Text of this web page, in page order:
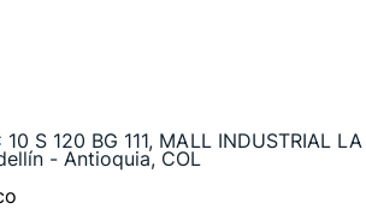
S 120 BG 111, MALL INDUSTRIAL LA
- Antioquia, COL